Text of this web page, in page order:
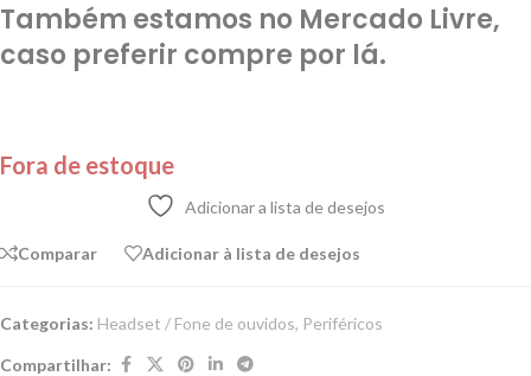
Também estamos no Mercado Livre,
caso preferir compre por lá.
Fora de estoque
Adicionar a lista de desejos
Comparar Adicionar à lista de desejos
Categorias: Headset / Fone de ouvidos, Periféricos
Compartilhar: